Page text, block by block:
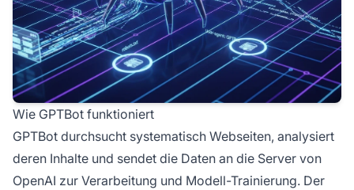
Wie GPTBot funktioniert
GPTBot durchsucht systematisch Webseiten, analysiert
deren Inhalte und sendet die Daten an die Server von
OpenAI zur Verarbeitung und Modell-Trainierung. Der